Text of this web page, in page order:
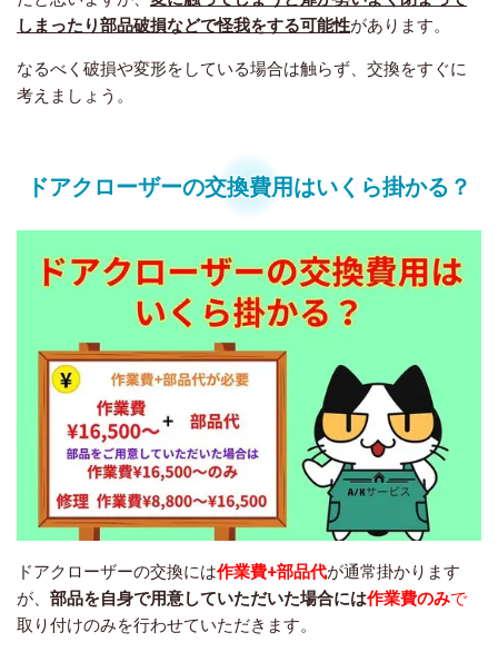
しまったり部品破損などで怪我をする可能性があります。
なるべく破損や変形をしている場合は触らず、交換をすぐに
考えましょう。
ドアクローザーの交換費用はいくら掛かる？
ドアクローザーの交換には作業費+部品代が通常掛かります
が、 部品を自身で用意していただいた場合には作業費のみで
取り付けのみを行わせていただきます。